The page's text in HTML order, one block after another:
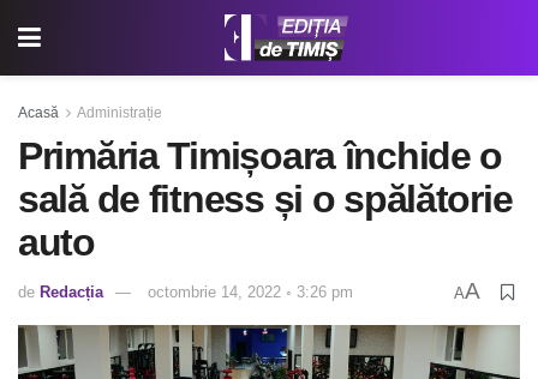
Acasă Administrație
Primăria Timișoara închide o
sală de fitness și o spălătorie
auto
de Redacția octombrie 14, 2022 ◦ 3:26 pm AA